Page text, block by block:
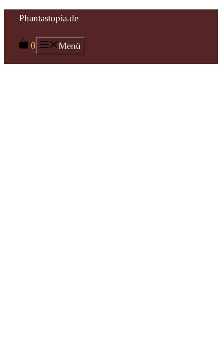
Zum
springen
Phantastopia.de
0 Menü